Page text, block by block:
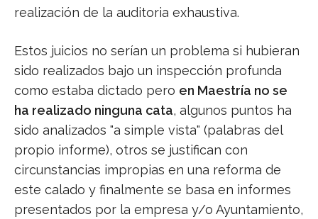
realización de la auditoria exhaustiva.
Estos juicios no serían un problema si hubieran
sido realizados bajo un inspección profunda
como estaba dictado pero en Maestría no se
ha realizado ninguna cata, algunos puntos ha
sido analizados "a simple vista" (palabras del
propio informe), otros se justifican con
circunstancias impropias en una reforma de
este calado y finalmente se basa en informes
presentados por la empresa y/o Ayuntamiento,